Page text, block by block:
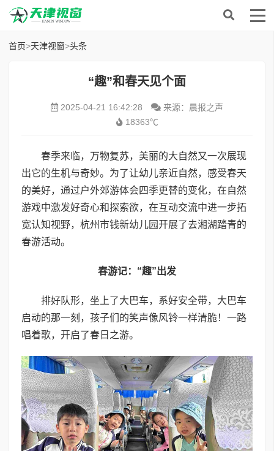
首页>天津视窗>头条
“趣”和春天见个面
2025-04-21 16:42:28
来源：晨报之声
18363℃
春季来临，万物复苏，美丽的大自然又一次展现
出它的生机与奇妙。为了让幼儿亲近自然，感受春天
的美好，通过户外郊游体会四季更替的变化，在自然
游戏中激发好奇心和探索欲，在互动交流中进一步拓
宽认知视野，杭州市钱新幼儿园开展了去湘湖踏青的
春游活动。
春游记：“趣”出发
排好队形，坐上了大巴车，系好安全带，大巴车
启动的那一刻，孩子们的笑声像风铃一样清脆！一路
唱着歌，开启了春日之游。